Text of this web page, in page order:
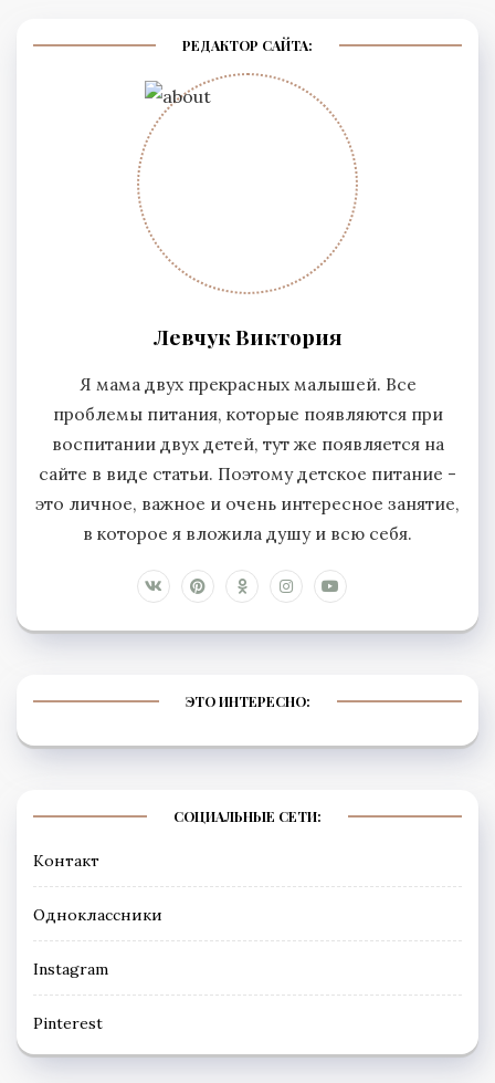
РЕДАКТОР САЙТА:
Левчук Виктория
Я мама двух прекрасных малышей. Все
проблемы питания, которые появляются при
воспитании двух детей, тут же появляется на
сайте в виде статьи. Поэтому детское питание -
это личное, важное и очень интересное занятие,
в которое я вложила душу и всю себя.
ЭТО ИНТЕРЕСНО:
СОЦИАЛЬНЫЕ СЕТИ:
Контакт
Одноклассники
Instagram
Рinterest